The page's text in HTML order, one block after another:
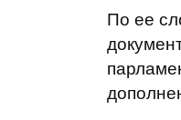
По ее